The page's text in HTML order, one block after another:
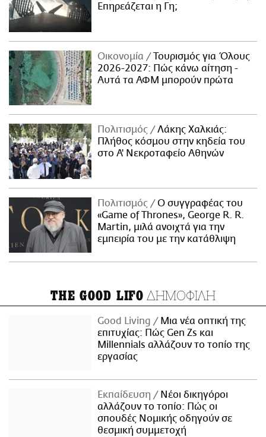
Επηρεάζεται η Γη;
Οικονομία
Τουρισμός για Όλους
2026-2027: Πώς κάνω αίτηση -
Αυτά τα ΑΦΜ μπορούν πρώτα
Πολιτισμός
Λάκης Χαλκιάς:
Πλήθος κόσμου στην κηδεία του
στο Α' Νεκροταφείο Αθηνών
Πολιτισμός
Ο συγγραφέας του
«Game of Thrones», George R. R.
Martin, μιλά ανοιχτά για την
εμπειρία του με την κατάθλιψη
THE GOOD LIFO ΔΗΜΟΦΙΛΗ
Good Living
Μια νέα οπτική της
επιτυχίας: Πώς Gen Zs και
Millennials αλλάζουν το τοπίο της
εργασίας
Εκπαίδευση
Νέοι δικηγόροι
αλλάζουν το τοπίο: Πώς οι
σπουδές Νομικής οδηγούν σε
θεσμική συμμετοχή